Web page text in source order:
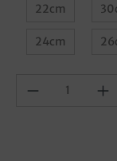
22cm
24cm